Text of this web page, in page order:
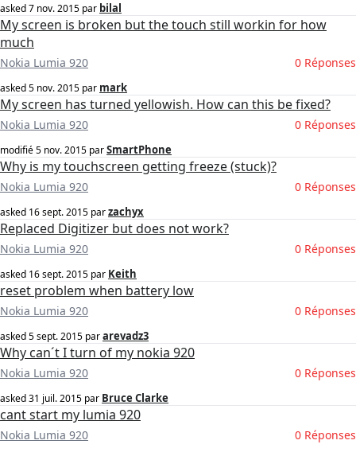
asked7 nov. 2015 par bilal
My screen is broken but the touch still workin for how
much
Nokia Lumia 920 0 Réponses
asked5 nov. 2015 par mark
My screen has turned yellowish. How can this be fixed?
Nokia Lumia 920 0 Réponses
modifié5 nov. 2015 parSmartPhone
Why is my touchscreen getting freeze (stuck)?
Nokia Lumia 920 0 Réponses
asked 16 sept. 2015 parzachyx
Replaced Digitizer but does not work?
Nokia Lumia 920 0 Réponses
asked 16 sept. 2015 par Keith
reset problem when battery low
Nokia Lumia 920 0 Réponses
asked5 sept. 2015 pararevadz3
Why can´t I turn of my nokia 920
Nokia Lumia 920 0 Réponses
asked31 juil. 2015 par Bruce Clarke
cant start my lumia 920
Nokia Lumia 920 0 Réponses